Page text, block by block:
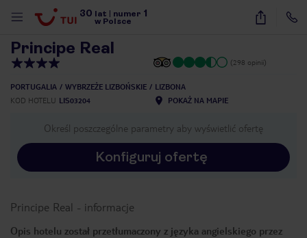
30 lat numer 1
w Polsce
20
Principe Real
(298 opinii)
PORTUGALIA WYBRZEŻE LIZBOŃSKIE
LIZBONA
KOD HOTELU LIS03204 POKAŻ NA MAPIE
Określ poszczególne parametry aby wyświetlić ofertę
Konfiguruj ofertę
Principe Real - informacje
Opis hotelu został przetłumaczony z języka angielskiego przez